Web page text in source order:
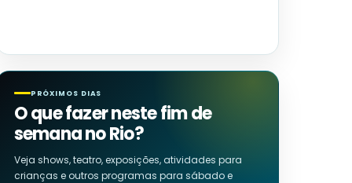
PRÓXIMOS DIAS
O que fazer neste fim de
semana no Rio?
Veja shows, teatro, exposições, atividades para
crianças e outros programas para sábado e